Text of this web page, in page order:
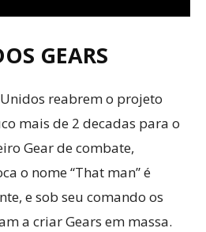
GEARS
reabrem o projeto
mais de 2 decadas para o
Gear de combate,
o nome “That man” é
e sob seu comando os
a criar Gears em massa.